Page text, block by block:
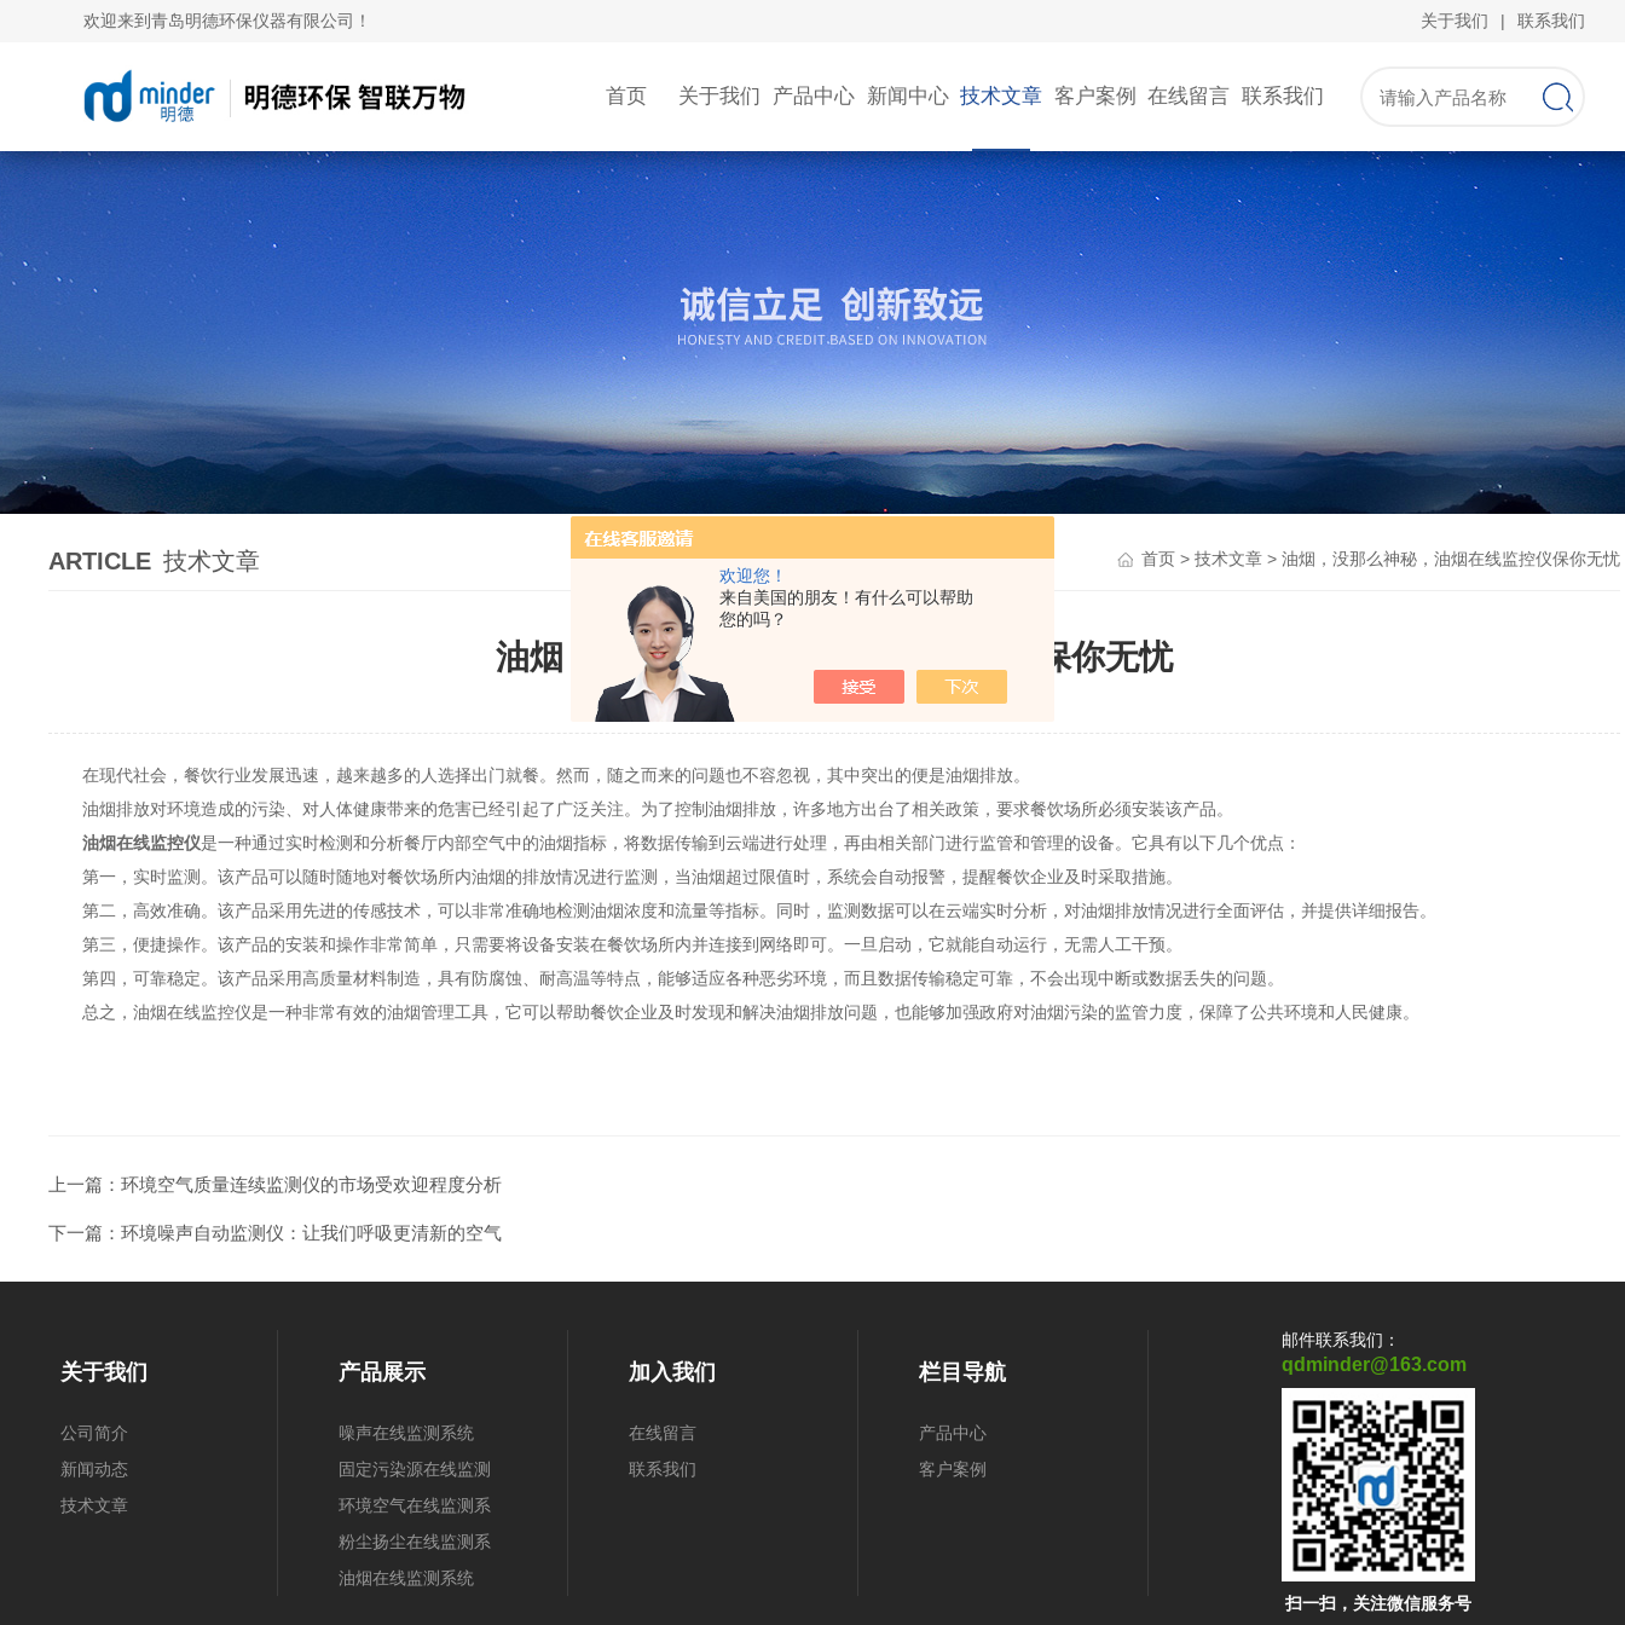
欢迎您！
来自美国的朋友！有什么可以帮助
您的吗？
欢迎来到青岛明德环保仪器有限公司！ 关于我们 | 联系我们
首页 关于我们 产品中心 新闻中心 技术文章 客户案例 在线留言 联系我们
ARTICLE 技术文章 首页 > 技术文章 > 油烟，没那么神秘，油烟在线监控仪保你无忧
油烟，没那么神秘，油烟在线监控仪保你无忧
更新时间：2023-05-13 浏览：1421次
在现代社会，餐饮行业发展迅速，越来越多的人选择出门就餐。然而，随之而来的问题也不容忽视，其中突出的便是油烟排放。
油烟排放对环境造成的污染、对人体健康带来的危害已经引起了广泛关注。为了控制油烟排放，许多地方出台了相关政策，要求餐饮场所必须安装该产品。
油烟在线监控仪是一种通过实时检测和分析餐厅内部空气中的油烟指标，将数据传输到云端进行处理，再由相关部门进行监管和管理的设备。它具有以下几个优点：
第一，实时监测。该产品可以随时随地对餐饮场所内油烟的排放情况进行监测，当油烟超过限值时，系统会自动报警，提醒餐饮企业及时采取措施。
第二，高效准确。该产品采用先进的传感技术，可以非常准确地检测油烟浓度和流量等指标。同时，监测数据可以在云端实时分析，对油烟排放情况进行全面评估，并提供详细报告。
第三，便捷操作。该产品的安装和操作非常简单，只需要将设备安装在餐饮场所内并连接到网络即可。一旦启动，它就能自动运行，无需人工干预。
第四，可靠稳定。该产品采用高质量材料制造，具有防腐蚀、耐高温等特点，能够适应各种恶劣环境，而且数据传输稳定可靠，不会出现中断或数据丢失的问题。
总之，油烟在线监控仪是一种非常有效的油烟管理工具，它可以帮助餐饮企业及时发现和解决油烟排放问题，也能够加强政府对油烟污染的监管力度，保障了公共环境和人民健康。
上一篇： 环境空气质量连续监测仪的市场受欢迎程度分析
下一篇： 环境噪声自动监测仪：让我们呼吸更清新的空气
关于我们
公司简介
新闻动态
技术文章
产品展示
噪声在线监测系统
固定污染源在线监测
系统
环境空气在线监测系
统
粉尘扬尘在线监测系
统
油烟在线监测系统
加入我们
在线留言
联系我们
栏目导航
产品中心
客户案例
邮件联系我们：
qdminder@163.com
扫一扫，关注微信服务号